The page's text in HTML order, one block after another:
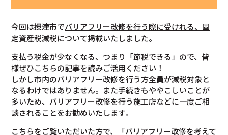
今回は摂津市でバリアフリー改修を行う際に受けれる、固
定資産税減税について掲載いたしました。
支払う税金が少なくなる、つまり「節税できる」ので、皆
様ぜひこちらの記事を読みご活用ください！
しかし市内のバリアフリー改修を行う方全員が減税対象と
なるわけではありません。また手続きもややこしいことが
多いため、バリアフリー改修を行う施工店などに一度ご相
談されることをお勧めいたします。
こちらをご覧いただいた方で、「バリアフリー改修を考えて